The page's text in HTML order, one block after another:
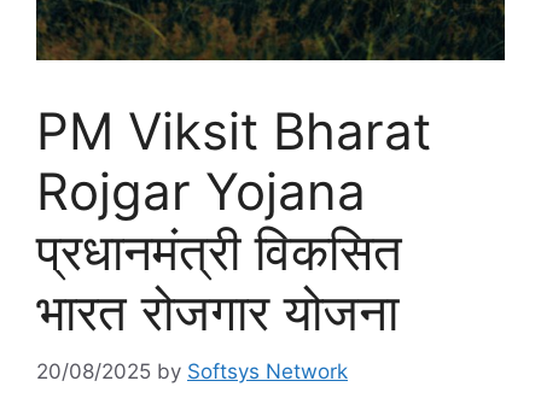
PM Viksit Bharat
Rojgar Yojana
प्रधानमंत्री विकसित
भारत रोजगार योजना
20/08/2025 by Softsys Network